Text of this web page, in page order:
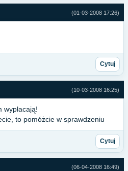
(01-03-2008 17:26)
Cytuj
(10-03-2008 16:25)
to pomóżcie w sprawdzeniu
Cytuj
(06-04-2008 16:49)